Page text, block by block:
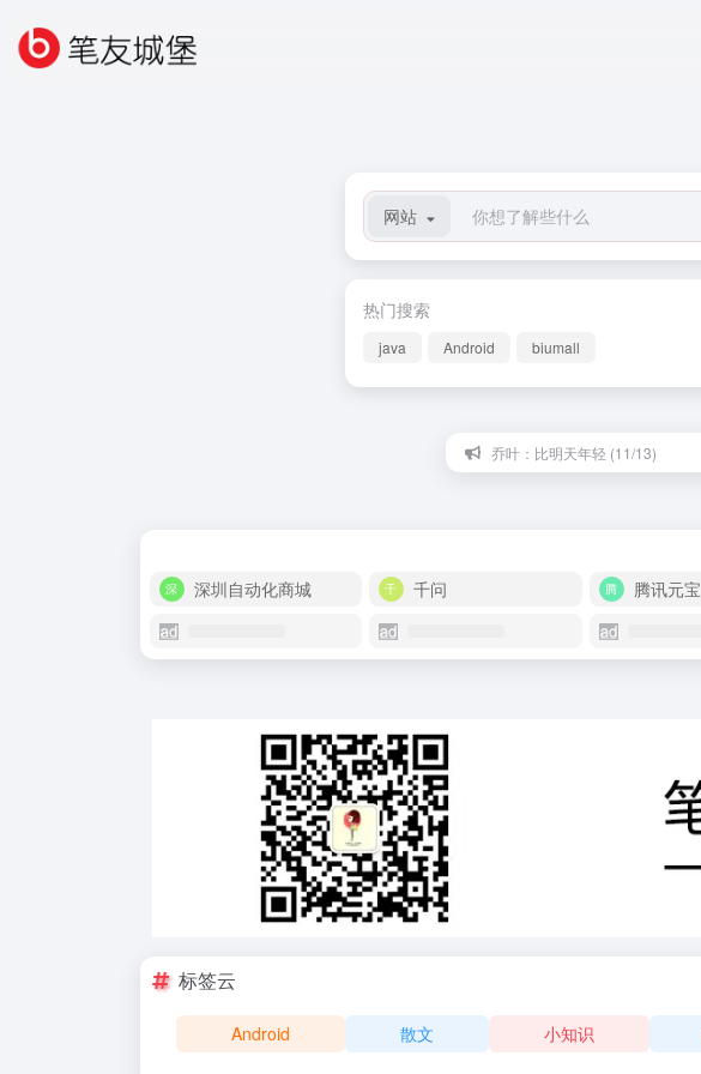
网站
热门搜索
java Android biumall
乔叶：比明天年轻 (11/13)
深圳自动化商城
千问 腾讯元宝
标签云
Android 散文 小知识